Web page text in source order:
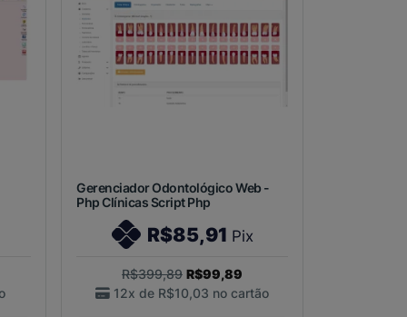
Gerenciador Odontológico Web -
Php Clínicas Script Php
R$85,91 Pix
R$399,89 R$99,89
12x de R$10,03 no cartão